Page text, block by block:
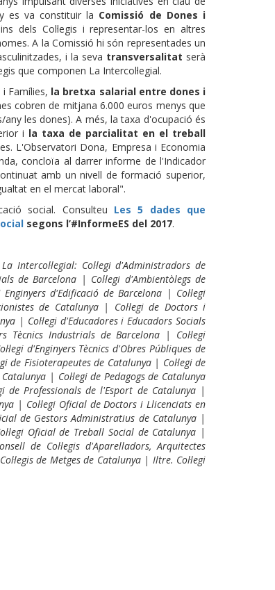
es va constituir la Comissió de Dones i
dels Col·legis i representar-los en altres
A la Comissió hi són representades un
i la seva transversalitat serà
que componen La Intercol·legial.
Famílies, la bretxa salarial entre dones i
cobren de mitjana 6.000 euros menys que
les dones). A més, la taxa d'ocupació és
i la taxa de parcialitat en el treball
L'Observatori Dona, Empresa i Economia
concloïa al darrer informe de l'Indicador
amb un nivell de formació superior,
en el mercat laboral".
social. Consulteu Les 5 dades que
segons l’#InformeES del 2017.
Col·legi d'Administradors de
de Barcelona | Col·legi d'Ambientòlegs de
d'Edificació de Barcelona | Col·legi
de Catalunya | Col·legi de Doctors i
| Col·legi d'Educadores i Educadors Socials
Tècnics Industrials de Barcelona | Col·legi
d'Enginyers Tècnics d'Obres Públiques de
de Fisioterapeutes de Catalunya | Col·legi de
| Col·legi de Pedagogs de Catalunya
de Professionals de l'Esport de Catalunya |
| Col·legi Oficial de Doctors i Llicenciats en
de Gestors Administratius de Catalunya |
Oficial de Treball Social de Catalunya |
de Col·legis d'Aparelladors, Arquitectes
de Metges de Catalunya | Iltre. Col·legi